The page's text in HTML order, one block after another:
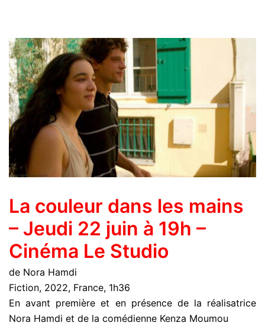
La couleur dans les mains
– Jeudi 22 juin à 19h –
Cinéma Le Studio
de Nora Hamdi
Fiction, 2022, France, 1h36
En avant première et en présence de la réalisatrice
Nora Hamdi et de la comédienne Kenza Moumou